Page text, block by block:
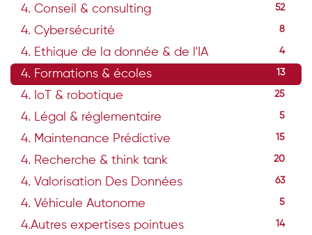
4. Conseil & consulting 52
4. Cybersécurité 8
4. Ethique de la donnée & de l'IA 4
4. Formations & écoles 13
4. IoT & robotique 25
4. Légal & réglementaire 5
4. Maintenance Prédictive 15
4. Recherche & think tank 20
4. Valorisation Des Données 63
4. Véhicule Autonome 5
4.Autres expertises pointues 14